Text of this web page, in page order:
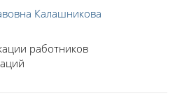
Калашникова
работников